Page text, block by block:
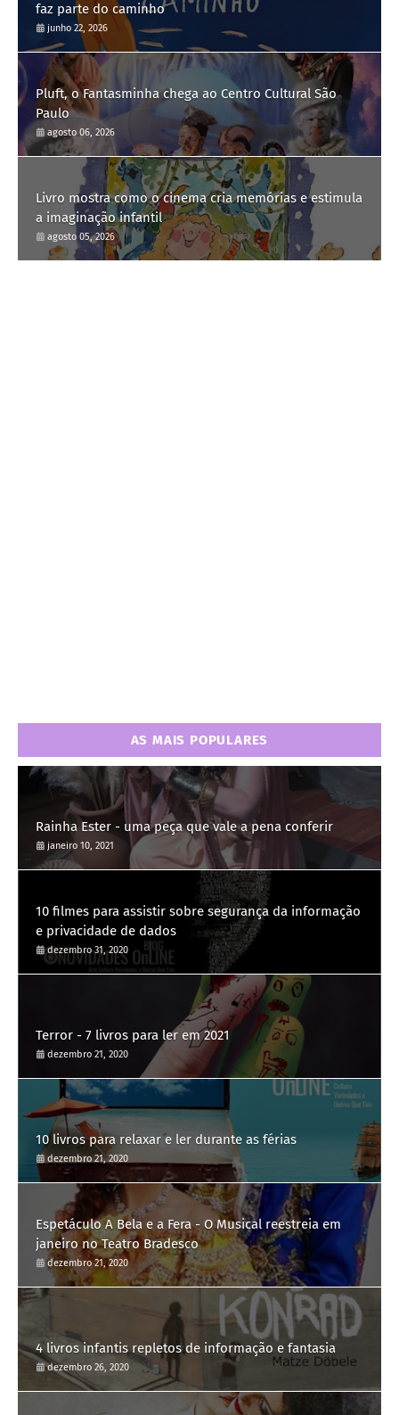
faz parte do caminho
junho 22, 2026
Pluft, o Fantasminha chega ao Centro Cultural São
Paulo
agosto 06, 2026
Livro mostra como o cinema cria memórias e estimula
a imaginação infantil
agosto 05, 2026
AS MAIS POPULARES
Rainha Ester - uma peça que vale a pena conferir
janeiro 10, 2021
10 filmes para assistir sobre segurança da informação
e privacidade de dados
dezembro 31, 2020
Terror - 7 livros para ler em 2021
dezembro 21, 2020
10 livros para relaxar e ler durante as férias
dezembro 21, 2020
Espetáculo A Bela e a Fera - O Musical reestreia em
janeiro no Teatro Bradesco
dezembro 21, 2020
4 livros infantis repletos de informação e fantasia
dezembro 26, 2020